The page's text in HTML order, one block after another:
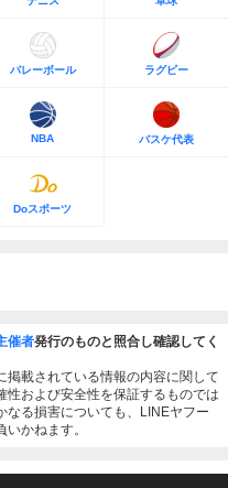
バレーボール ラグビー
NBA バスケ代表
Doスポーツ
催者発行のものと照合し確認してく
掲載されている情報の内容に関して
および安全性を保証するものでは
なる損害についても、LINEヤフー
かねます。